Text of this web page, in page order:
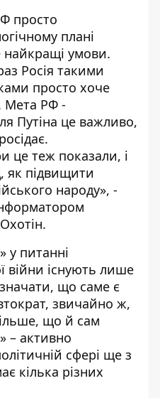
просто
плані
найкращі умови.
Росія такими
просто хоче
Мета РФ -
Путіна це важливо,
це теж показали, і
як підвищити
народу», -
у питанні
війни існують лише
що саме є
звичайно ж,
що й сам
– активно
сфері ще з
кілька різних